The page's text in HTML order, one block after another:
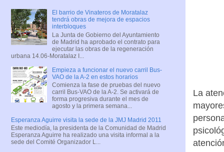
La
El barrio de Vinateros de Moratalaz
tendrá obras de mejora de espacios
interbloques
La Junta de Gobierno del Ayuntamiento
de Madrid ha aprobado el contrato para
ejecutar las obras de la regeneración
urbana 14.06-Moratalaz I...
Empieza a funcionar el nuevo carril Bus-
VAO de la A-2 en estos horarios
Comienza la fase de pruebas del nuevo
carril Bus-VAO de la A-2. Se activará de
forma progresiva durante el mes de
agosto y la primera semana...
Esperanza Aguirre visita la sede de la JMJ Madrid 2011
Este mediodía, la presidenta de la Comunidad de Madrid
Esperanza Aguirre ha realizado una visita informal a la
sede del Comité Organizador L...